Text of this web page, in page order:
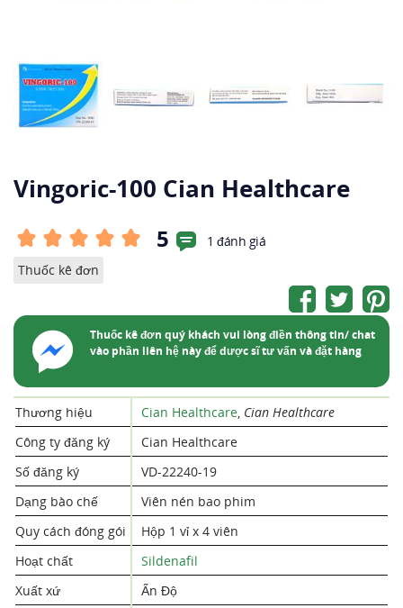
Vingoric-100 Cian Healthcare
5
1 đánh giá
Thuốc kê đơn
Thuốc kê đơn quý khách vui lòng điền thông tin/ chat
vào phần liên hệ này để dược sĩ tư vấn và đặt hàng
Thương hiệu Cian Healthcare, Cian Healthcare
Công ty đăng ký
Cian Healthcare
Số đăng ký
VD-22240-19
Dạng bào chế
Viên nén bao phim
Quy cách đóng gói
Hộp 1 vỉ x 4 viên
Hoạt chất
Sildenafil
Xuất xứ
Ấn Độ